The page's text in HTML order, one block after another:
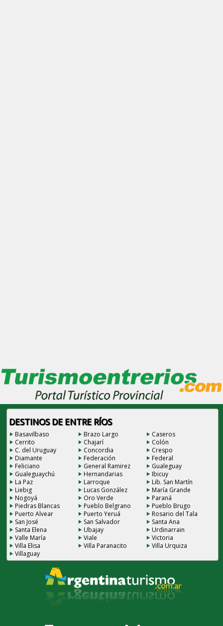
DESTINOS DE ENTRE RÍOS
Basavilbaso Brazo Largo
Caseros
Cerrito
Chajarí
Colón
C. del Uruguay
Concordia
Crespo
Diamante
Federación
Federal
Feliciano
General Ramirez
Gualeguay
Gualeguaychú
Hernandarias
Ibicuy
La Paz
Larroque
Lib. San Martín
Liebig
Lucas González
María Grande
Nogoyá
Oro Verde
Paraná
Piedras Blancas
Pueblo Belgrano
Pueblo Brugo
Puerto Alvear
Puerto Yeruá
Rosario del Tala
San José
San Salvador
Santa Ana
Santa Elena
Ubajay
Urdinarrain
Valle María
Viale
Victoria
Villa Elisa
Villa Paranacito
Villa Urquiza
Villaguay